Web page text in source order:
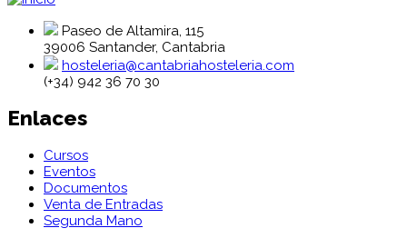
Paseo de Altamira, 115
39006 Santander, Cantabria
hosteleria@cantabriahosteleria.com
(+34) 942 36 70 30
Enlaces
Cursos
Eventos
Documentos
Venta de Entradas
Segunda Mano